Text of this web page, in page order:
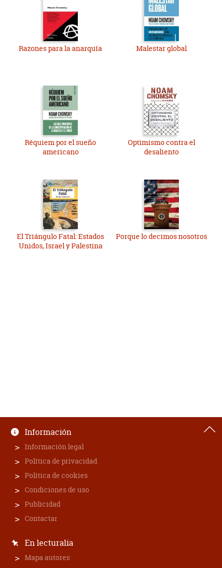
Razones para la anarquía Malestar global
Réquiem por el sueño
americano
Optimismo contra el
desaliento
El Triángulo Fatal: Estados
Unidos, Israel y Palestina
Porque lo decimos nosotros
Información
Información legal
Política de privacidad
Política de cookies
Condiciones de uso
Publicidad
Contactar
En lecturalia
Mapa autores